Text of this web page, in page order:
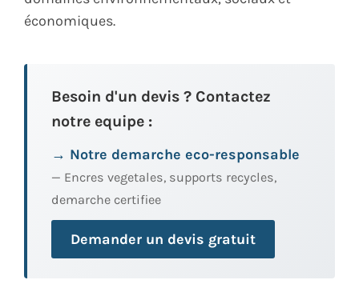
économiques.
Besoin d'un devis ? Contactez
notre equipe :
→ Notre demarche eco-responsable
— Encres vegetales, supports recycles,
demarche certifiee
Demander un devis gratuit